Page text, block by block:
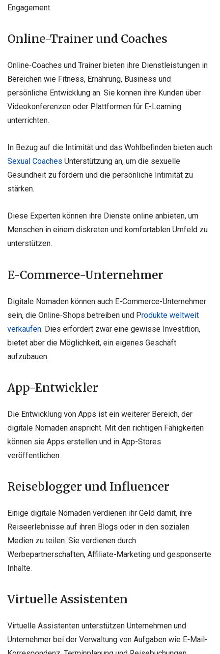
Engagement.
Online-Trainer und Coaches
Online-Coaches und Trainer bieten ihre Dienstleistungen in
Bereichen wie Fitness, Ernährung, Business und
persönliche Entwicklung an. Sie können ihre Kunden über
Videokonferenzen oder Plattformen für E-Learning
unterrichten.
In Bezug auf die Intimität und das Wohlbefinden bieten auch
Sexual Coaches Unterstützung an, um die sexuelle
Gesundheit zu fördern und die persönliche Intimität zu
stärken.
Diese Experten können ihre Dienste online anbieten, um
Menschen in einem diskreten und komfortablen Umfeld zu
unterstützen.
E-Commerce-Unternehmer
Digitale Nomaden können auch E-Commerce-Unternehmer
sein, die Online-Shops betreiben und Produkte weltweit
verkaufen. Dies erfordert zwar eine gewisse Investition,
bietet aber die Möglichkeit, ein eigenes Geschäft
aufzubauen.
App-Entwickler
Die Entwicklung von Apps ist ein weiterer Bereich, der
digitale Nomaden anspricht. Mit den richtigen Fähigkeiten
können sie Apps erstellen und in App-Stores
veröffentlichen.
Reiseblogger und Influencer
Einige digitale Nomaden verdienen ihr Geld damit, ihre
Reiseerlebnisse auf ihren Blogs oder in den sozialen
Medien zu teilen. Sie verdienen durch
Werbepartnerschaften, Affiliate-Marketing und gesponserte
Inhalte.
Virtuelle Assistenten
Virtuelle Assistenten unterstützen Unternehmen und
Unternehmer bei der Verwaltung von Aufgaben wie E-Mail-